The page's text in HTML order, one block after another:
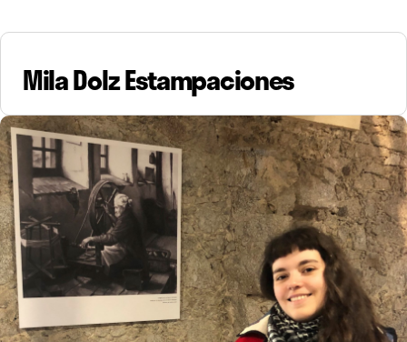
Mila Dolz Estampaciones